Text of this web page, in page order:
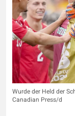
Wurde der Held der
Canadian Press/d